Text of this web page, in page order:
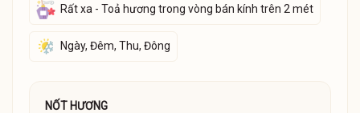
Rất xa - Toả hương trong vòng bán kính trên 2 mét
Ngày, Đêm, Thu, Đông
NỐT HƯƠNG